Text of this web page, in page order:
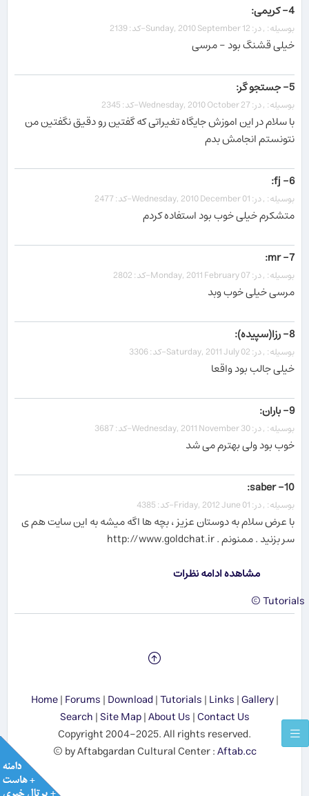
4- کریمی:
بوسیله: , در: Sunday, 2010 September 12-کد: 2139
خیلی قشنگ بود - مرسی
5- جستجو گر:
بوسیله: , در: Wednesday, 2010 October 27-کد: 2345
با سلام در این اموزش جایگاه تغیراتی که گفتین رو دقیق نگفتین من
نتونستم انجامش بدم
6- fj:
بوسیله: , در: Wednesday, 2010 December 01-کد: 2477
متشکرم خیلی خوب بود استفاده کردم
7- mr:
بوسیله: , در: Monday, 2011 February 07-کد: 2802
مرسی خیلی خوب وبد
8- رزا(سپیده):
بوسیله: , در: Saturday, 2011 July 02-کد: 3306
خیلی جالب بود واقعا
9- باران:
بوسیله: , در: Wednesday, 2011 November 30-کد: 3687
خوب بود ولی بهترم می شد
10- saber:
بوسیله: , در: Friday, 2012 June 01-کد: 4385
با عرض سلام به دوستان عزیز ، بچه ها اگه میشه به این سایت هم ی
سر بزنید . ممنونم . http://www.goldchat.ir
مشاهده ادامه نظرات
Tutorials ©
Home|Forums|Download|Tutorials|Links|Gallery|
Search|Site Map|About Us|Contact Us
Copyright 2004-2025. All rights reserved.
© by Aftabgardan Cultural Center :Aftab.cc